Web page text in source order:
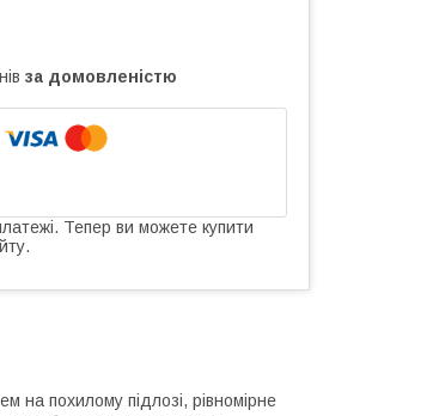
за домовленістю
Тепер ви можете купити
на похилому підлозі, рівномірне